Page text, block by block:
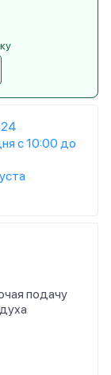
с 10:00 до
подачу